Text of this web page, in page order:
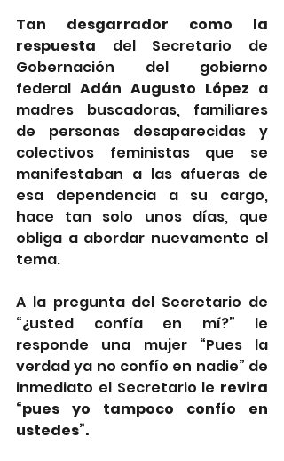
Tan desgarrador como la
respuesta del Secretario de
Gobernación del gobierno
federal Adán Augusto López a
madres buscadoras, familiares
de personas desaparecidas y
colectivos feministas que se
manifestaban a las afueras de
esa dependencia a su cargo,
hace tan solo unos días, que
obliga a abordar nuevamente el
tema.
A la pregunta del Secretario de
“¿usted confía en mí?” le
responde una mujer “Pues la
verdad ya no confío en nadie” de
inmediato el Secretario le revira
“pues yo tampoco confío en
ustedes”.